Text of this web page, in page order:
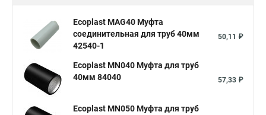
Ecoplast MAG40 Муфта
соединительная для труб 40мм
42540-1
50,11 ₽
Ecoplast MN040 Муфта для труб
40мм 84040
57,33 ₽
Ecoplast MN050 Муфта для труб